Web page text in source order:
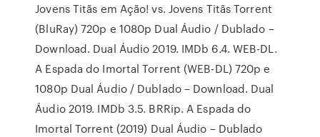
Jovens Titãs em Ação! vs. Jovens Titãs Torrent
(BluRay) 720p e 1080p Dual Áudio / Dublado –
Download. Dual Áudio 2019. IMDb 6.4. WEB-DL.
A Espada do Imortal Torrent (WEB-DL) 720p e
1080p Dual Áudio / Dublado – Download. Dual
Áudio 2019. IMDb 3.5. BRRip. A Espada do
Imortal Torrent (2019) Dual Áudio – Dublado